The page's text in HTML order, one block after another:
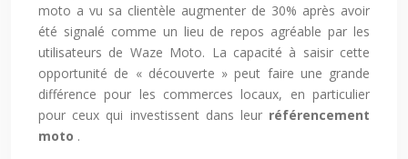
moto a vu sa clientèle augmenter de 30% après avoir
été signalé comme un lieu de repos agréable par les
utilisateurs de Waze Moto. La capacité à saisir cette
opportunité de « découverte » peut faire une grande
différence pour les commerces locaux, en particulier
pour ceux qui investissent dans leur référencement
moto .